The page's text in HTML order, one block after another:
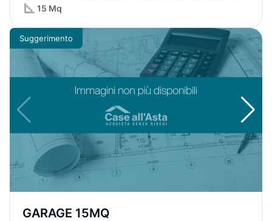
15 Mq
Suggerimento
GARAGE 15MQ